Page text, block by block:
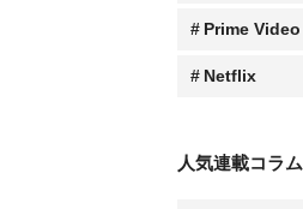
Prime Video
Netflix
人気連載コラム